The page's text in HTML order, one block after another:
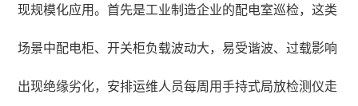
现规模化应用。首先是工业制造企业的配电室巡检，这类
场景中配电柜、开关柜负载波动大，易受谐波、过载影响
出现绝缘劣化，安排运维人员每周用手持式局放检测仪走